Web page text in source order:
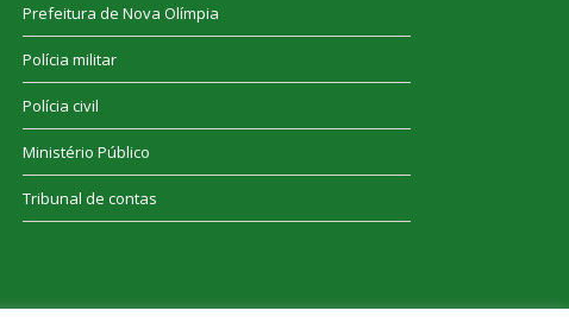
Prefeitura de Nova Olímpia
Polícia militar
Polícia civil
Ministério Público
Tribunal de contas